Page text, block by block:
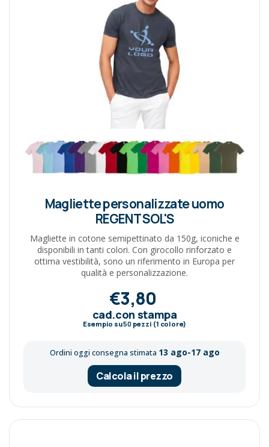
Magliette personalizzate uomo
REGENT SOL'S
Magliette in cotone semipettinato da 150g, iconiche e
disponibili in tanti colori. Con girocollo rinforzato e
ottima vestibilità, sono un riferimento in Europa per
qualità e personalizzazione.
€3,80
cad.con stampa
Esempio su50pezzi (1 colore)
Ordini oggi consegna stimata 13 ago-17 ago
Calcola il prezzo